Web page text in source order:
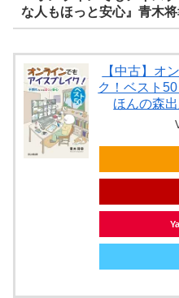
な人もほっと安心』青木
【中古】オ
ク！ベスト
ほんの森